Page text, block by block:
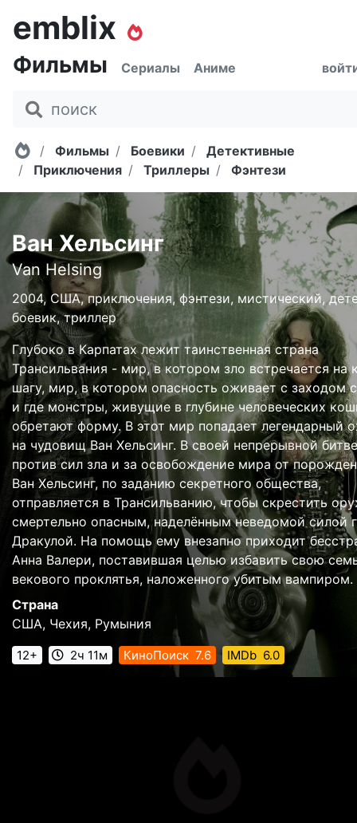
emblix
Фильмы Сериалы Аниме
Главная
Фильмы Боевики
Детективные
Приключения
Триллеры Фэнтези
Ван Хельсинг
Van Helsing
2004, США, приключения, фэнтези, мистический,
боевик, триллер
Глубоко в Карпатах лежит таинственная страна
Трансильвания - мир, в котором зло встречается на
шагу, мир, в котором опасность оживает с заходом
и где монстры, живущие в глубине человеческих
обретают форму. В этот мир попадает легендарный
на чудовищ Ван Хельсинг. В своей непрерывной битве
против сил зла и за освобождение мира от
Ван Хельсинг, по заданию секретного общества,
отправляется в Трансильванию, чтобы скрестить
смертельно опасным, наделённым неведомой силой
Дракулой. На помощь ему внезапно приходит
Анна Валери, поставившая целью избавить свою
векового проклятья, наложенного убитым вампиром.
Страна
США, Чехия, Румыния
12+ 2ч 11м КиноПоиск 7.6 IMDb 6.0